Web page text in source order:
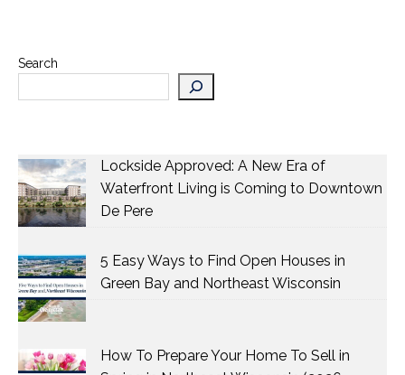
Search
Lockside Approved: A New Era of
Waterfront Living is Coming to Downtown
De Pere
5 Easy Ways to Find Open Houses in
Green Bay and Northeast Wisconsin
How To Prepare Your Home To Sell in